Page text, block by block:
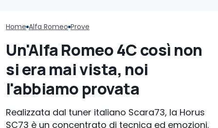
Home Alfa Romeo Prove
Un'Alfa Romeo 4C così non
si era mai vista, noi
l'abbiamo provata
Realizzata dal tuner italiano Scara73, la Horus
SC73 è un concentrato di tecnica ed emozioni.